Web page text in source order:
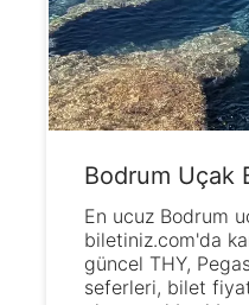
Bodrum Uçak
En ucuz Bodrum
biletiniz.com'da
güncel THY,
seferleri, bilet